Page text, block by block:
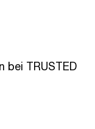
bei TRUSTED